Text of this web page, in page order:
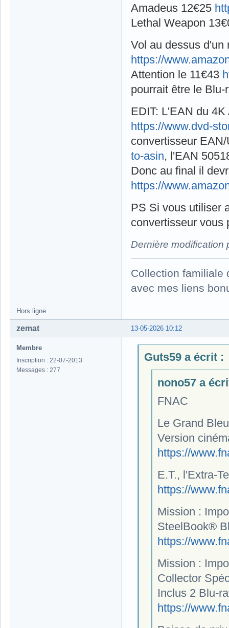
Amadeus 12€25
Lethal Weapon
Vol au dessus d'un
https://
Attention le 11€43
pourrait être le
EDIT: L'EAN du
https://www.dvd-
convertisseur
to-asin, l'EAN
Donc au final il
https://
PS Si vous utiliser
convertisseur vous
Dernière modification
Collection familiale
avec mes liens
Hors ligne
13-05-2026 10:12
zemat
Membre
Inscription : 22-07-2013
Messages : 277
Guts59 a écrit :
nono57 a
FNAC
Le Grand
Version
https://
E.T., l'Extra-
https://
Mission :
SteelBook®
https://
Mission :
Collector
Inclus 2 Blu-
https://